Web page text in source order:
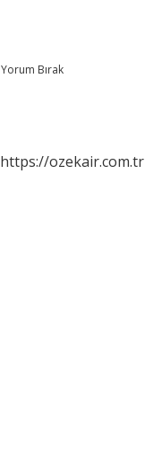
Yorum Bırak
https://ozekair.com.tr